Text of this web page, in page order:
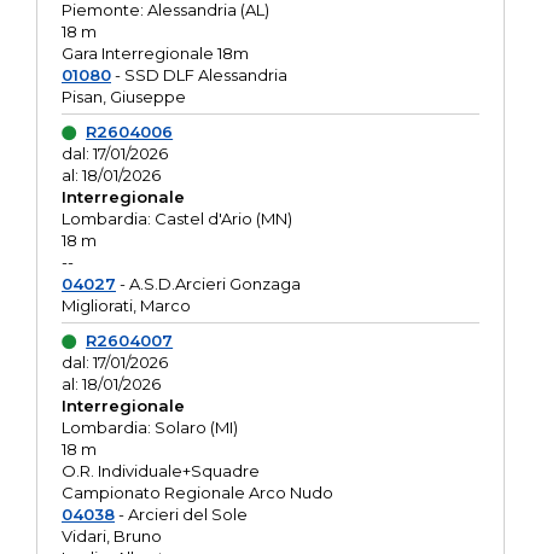
Piemonte: Alessandria (AL)
18 m
Gara Interregionale 18m
01080- SSD DLF Alessandria
Pisan, Giuseppe
R2604006
dal: 17/01/2026
al: 18/01/2026
Interregionale
Lombardia: Castel d'Ario (MN)
18 m
--
04027 - A.S.D.Arcieri Gonzaga
Migliorati, Marco
R2604007
dal: 17/01/2026
al: 18/01/2026
Interregionale
Lombardia: Solaro (MI)
18 m
O.R. Individuale+Squadre
Campionato Regionale Arco Nudo
04038- Arcieri del Sole
Vidari, Bruno